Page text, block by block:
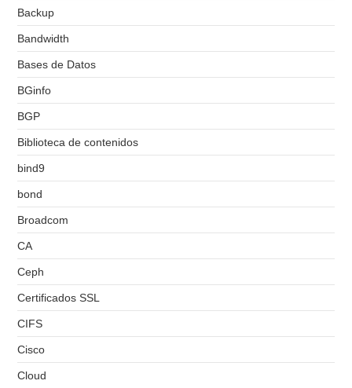
Backup
Bandwidth
Bases de Datos
BGinfo
BGP
Biblioteca de contenidos
bind9
bond
Broadcom
CA
Ceph
Certificados SSL
CIFS
Cisco
Cloud